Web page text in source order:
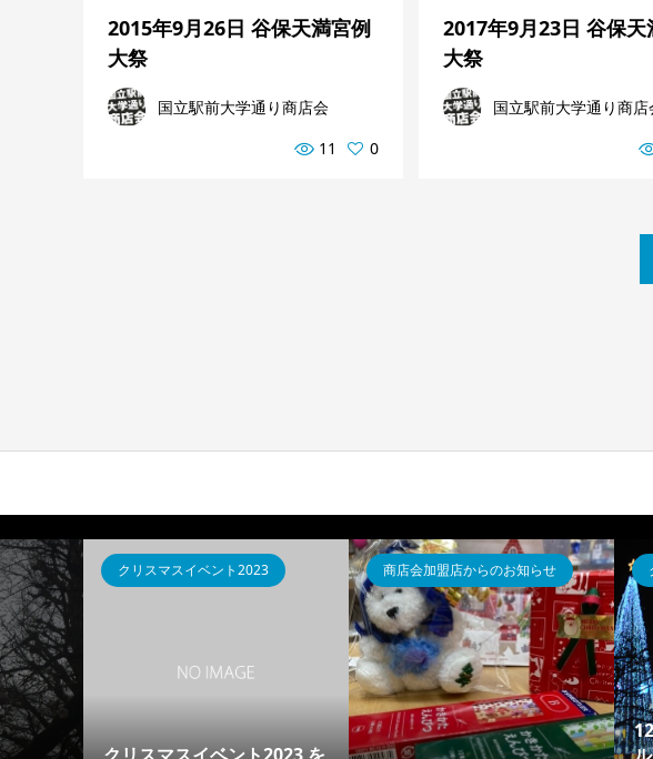
2015年9月26日 谷保天満宮例
大祭
国立駅前大学通り商店会
11
0
2017年9月23日 谷保天
大祭
国立駅前大学通り商店
クリスマスイベント2023 商店会加盟店からのお知らせ